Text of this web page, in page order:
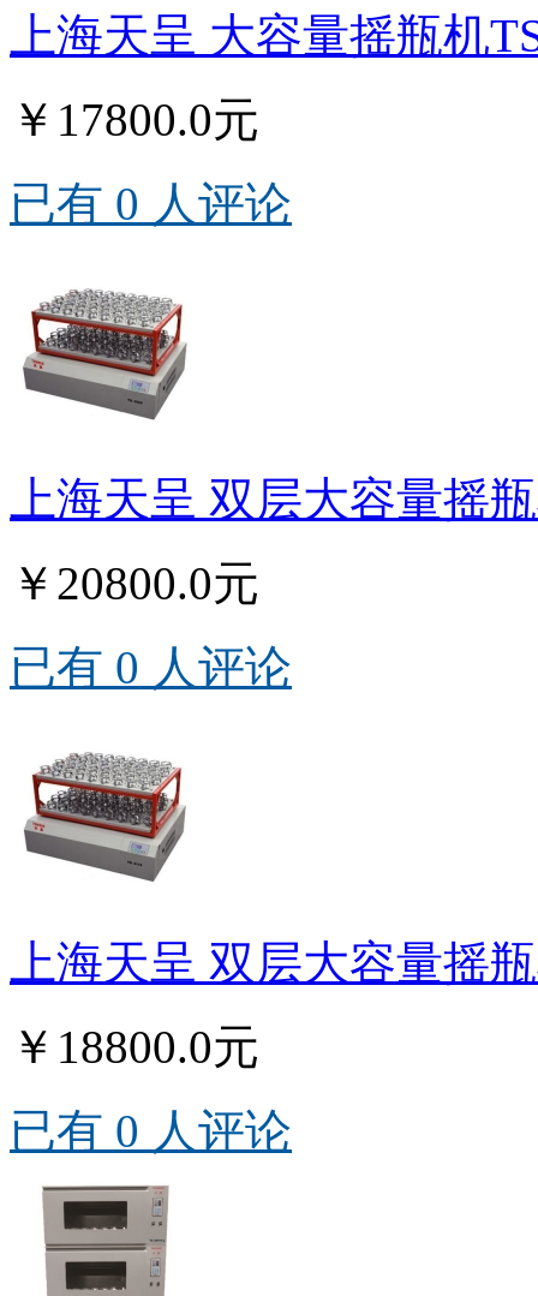
上海天呈 大容量摇瓶机
￥17800.0元
已有 0 人评论
上海天呈 双层大容量摇
￥20800.0元
已有 0 人评论
上海天呈 双层大容量摇
￥18800.0元
已有 0 人评论